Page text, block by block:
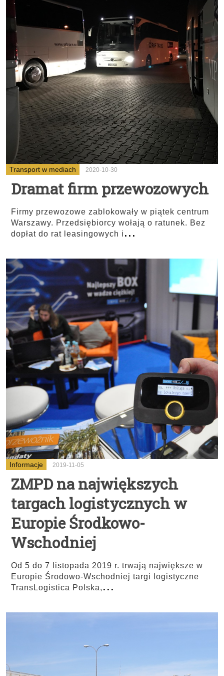
Transport w mediach 2020-10-30
Dramat firm przewozowych
Firmy przewozowe zablokowały w piątek centrum
Warszawy. Przedsiębiorcy wołają o ratunek. Bez
dopłat do rat leasingowych i ...
Informacje 2019-11-05
ZMPD na największych
targach logistycznych w
Europie Środkowo-
Wschodniej
Od 5 do 7 listopada 2019 r. trwają największe w
Europie Środowo-Wschodniej targi logistyczne
TransLogistica Polska, ...